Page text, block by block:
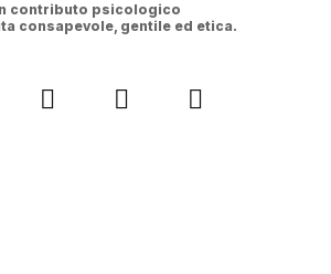
contributo psicologico
consapevole, gentile ed etica.